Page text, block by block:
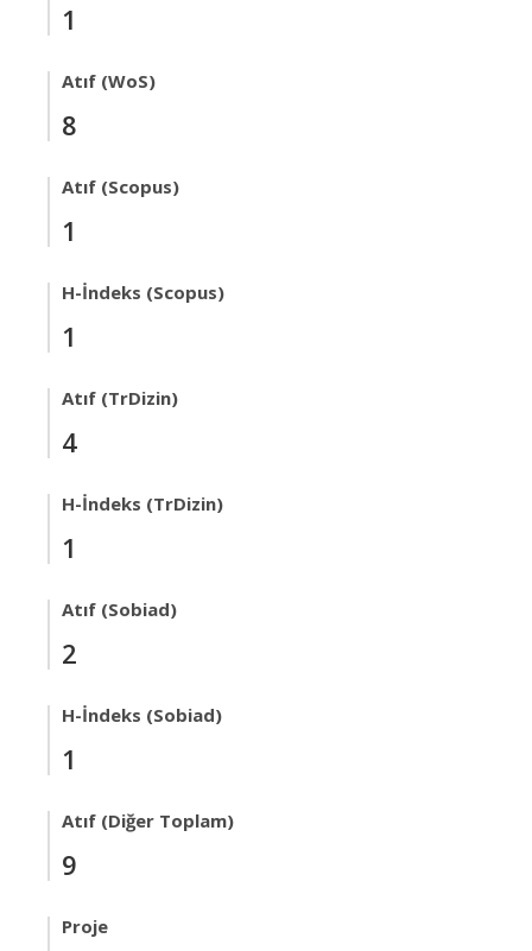
1
Atıf (WoS)
8
Atıf (Scopus)
1
H-İndeks (Scopus)
1
Atıf (TrDizin)
4
H-İndeks (TrDizin)
1
Atıf (Sobiad)
2
H-İndeks (Sobiad)
1
Atıf (Diğer Toplam)
9
Proje